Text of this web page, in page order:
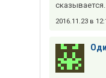
сказывается.
2016.11.23 в